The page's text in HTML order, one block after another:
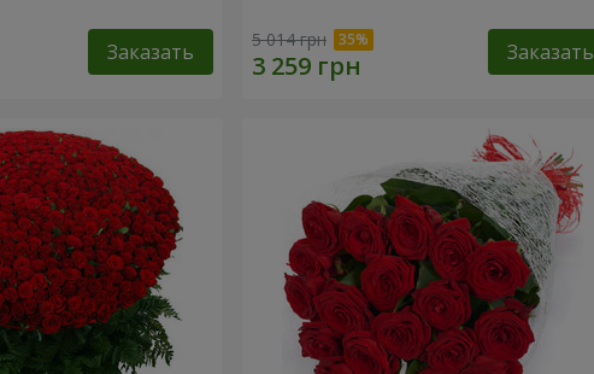
Заказать 5 014 грн Заказать